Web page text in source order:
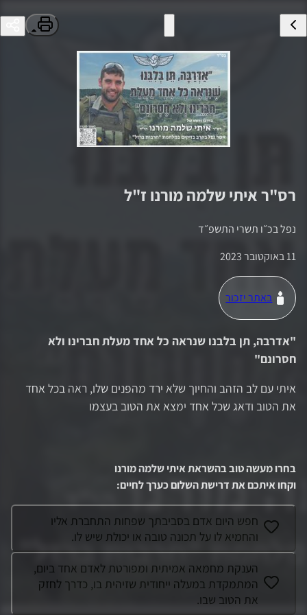
רס"ראיתי שלמה מורנו ז"ל
נפל בכ״ו תשרי התשפ״ד
11 באוקטובר 2023
באתר יזכור
"אדרבה, תן בלבנו שנראה כל אחד מעלת חברינו ולא
חסרונם"
איתי עם לב הזהב והחיוך שלא ירד מהפנים שלו, ראה בכל אחד
את הטוב ודאג שכל אחד ימצא את הטוב בעצמו
בחרו מעשה טוב בהשראתאיתי שלמה מורנו
וקחו איתכם את דרישת השלום כערך לחיים:
חפש היום אדם בסביבתך שפחות התחברת אליו
והחמיא לו על תכונה טובה או יכולת שיש לו.
הענקת מחמאה אמיתית ומפורטת לאדם אחד ביום,
המתמקדת במעלה ייחודית שזיהית בו, כדרך לחזק
את הטוב שבו.